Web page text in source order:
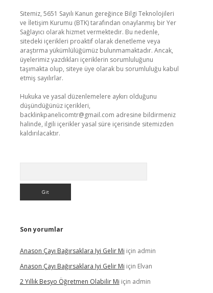
Sitemiz, 5651 Sayılı Kanun gereğince Bilgi Teknolojileri
ve İletişim Kurumu (BTK) tarafından onaylanmış bir Yer
Sağlayıcı olarak hizmet vermektedir. Bu nedenle,
sitedeki içerikleri proaktif olarak denetleme veya
araştırma yükümlülüğümüz bulunmamaktadır. Ancak,
üyelerimiz yazdıkları içeriklerin sorumluluğunu
taşımakta olup, siteye üye olarak bu sorumluluğu kabul
etmiş sayılırlar.
Hukuka ve yasal düzenlemelere aykırı olduğunu
düşündüğünüz içerikleri,
backlinkpanelicomtr@gmail.com adresine bildirmeniz
halinde, ilgili içerikler yasal süre içerisinde sitemizden
kaldırılacaktır.
Son yorumlar
Anason Çayı Bağırsaklara Iyi Gelir Mi için admin
Anason Çayı Bağırsaklara Iyi Gelir Mi için Elvan
2 Yıllık Besyo Öğretmen Olabilir Mi için admin